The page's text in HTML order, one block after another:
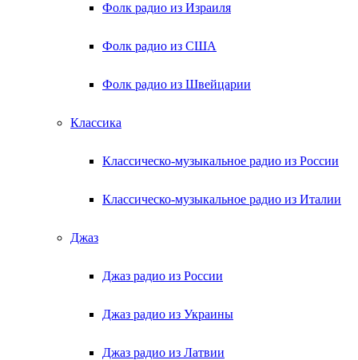
Фолк радио из Израиля
Фолк радио из США
Фолк радио из Швейцарии
Классика
Классическо-музыкальное радио из России
Классическо-музыкальное радио из Италии
Джаз
Джаз радио из России
Джаз радио из Украины
Джаз радио из Латвии